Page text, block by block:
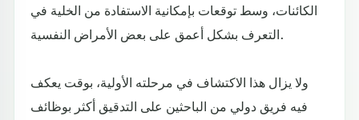
الكائنات، وسط توقعات بإمكانية الاستفادة من الخلية في
التعرف بشكل أعمق على بعض الأمراض النفسية.
ولا يزال هذا الاكتشاف في مرحلته الأولية، بوقت يعكف
فيه فريق دولي من الباحثين على التدقيق أكثر بوظائف